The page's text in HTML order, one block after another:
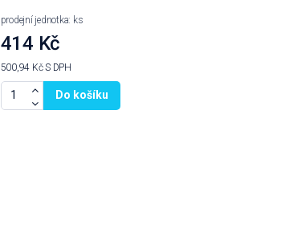
prodejní jednotka: ks
414 Kč
500,94 KčS DPH
Do košíku